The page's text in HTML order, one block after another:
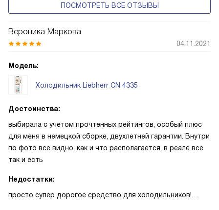
ПОСМОТРЕТЬ ВСЕ ОТЗЫВЫ
Вероника Маркова
04.11.2021
Модель:
Холодильник Liebherr CN 4335
Достоинства:
выбирала с учетом прочтенных рейтингов, особый плюс
для меня в немецкой сборке, двухлетней гарантии. Внутри
по фото все видно, как и что располагается, в реале все
так и есть
Недостатки:
просто супер дорогое средство для холодильников!